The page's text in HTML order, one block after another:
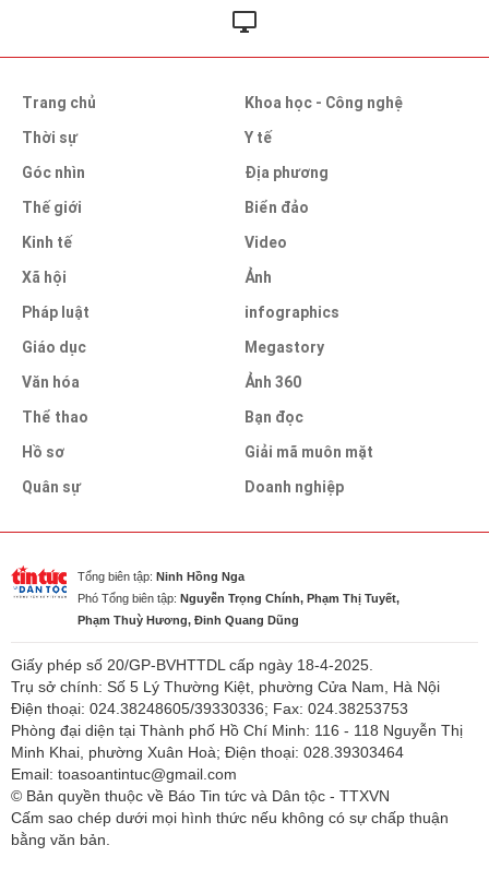
Trang chủ
Thời sự
Góc nhìn
Thế giới
Kinh tế
Xã hội
Pháp luật
Giáo dục
Văn hóa
Thể thao
Hồ sơ
Quân sự
Khoa học - Công nghệ
Y tế
Địa phương
Biển đảo
Video
Ảnh
infographics
Megastory
Ảnh 360
Bạn đọc
Giải mã muôn mặt
Doanh nghiệp
Tổng biên tập: Ninh Hồng Nga
Phó Tổng biên tập: Nguyễn Trọng Chính, Phạm Thị Tuyết,
Phạm Thuỳ Hương, Đinh Quang Dũng
Giấy phép số 20/GP-BVHTTDL cấp ngày 18-4-2025.
Trụ sở chính: Số 5 Lý Thường Kiệt, phường Cửa Nam, Hà Nội
Điện thoại: 024.38248605/39330336; Fax: 024.38253753
Phòng đại diện tại Thành phố Hồ Chí Minh: 116 - 118 Nguyễn Thị
Minh Khai, phường Xuân Hoà; Điện thoại: 028.39303464
Email: toasoantintuc@gmail.com
© Bản quyền thuộc về Báo Tin tức và Dân tộc - TTXVN
Cấm sao chép dưới mọi hình thức nếu không có sự chấp thuận
bằng văn bản.